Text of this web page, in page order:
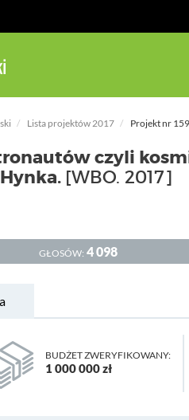
Lista projektów 2017 Projekt nr 159
czyli
[WBO. 2017]
GŁOSÓW: 4 098
BUDŻET ZWERYFIKOWANY:
1 000 000 zł